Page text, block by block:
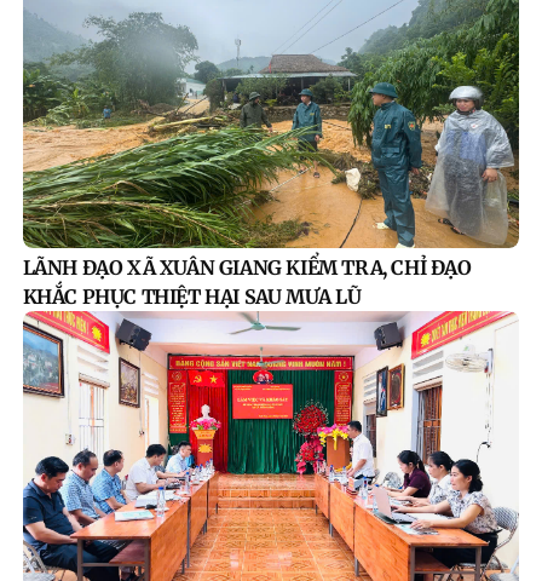
LÃNH ĐẠO XÃ XUÂN GIANG KIỂM TRA, CHỈ ĐẠO
KHẮC PHỤC THIỆT HẠI SAU MƯA LŨ